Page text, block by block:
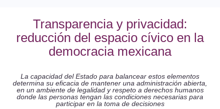
Transparencia y privacidad:
reducción del espacio cívico en la
democracia mexicana
La capacidad del Estado para balancear estos elementos
determina su eficacia de mantener una administración abierta,
en un ambiente de legalidad y respeto a derechos humanos
donde las personas tengan las condiciones necesarias para
participar en la toma de decisiones